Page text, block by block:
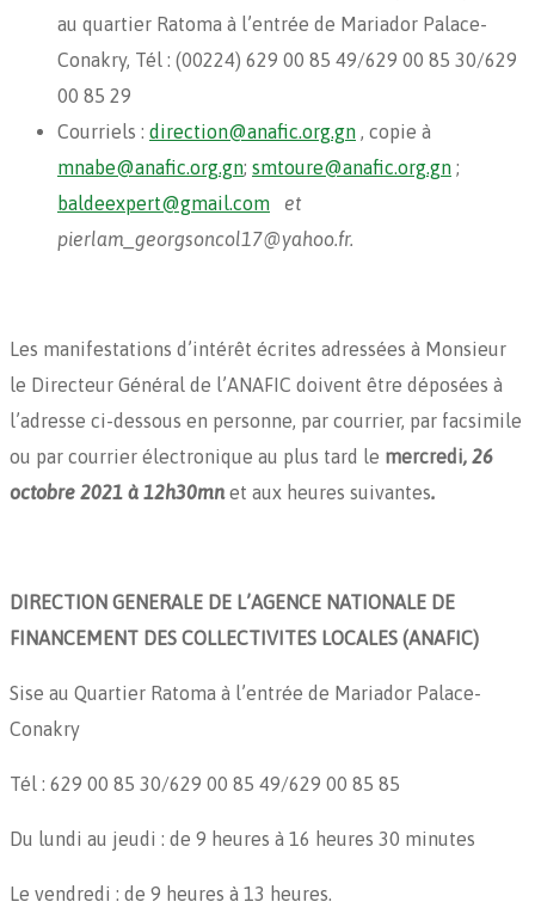
au quartier Ratoma à l’entrée de Mariador Palace-
Conakry, Tél : (00224) 629 00 85 49/629 00 85 30/629
00 85 29
Courriels : direction@anafic.org.gn , copie à
mnabe@anafic.org.gn; smtoure@anafic.org.gn ;
baldeexpert@gmail.com
et
pierlam_georgsoncol17@yahoo.fr.
Les manifestations d’intérêt écrites adressées à Monsieur
le Directeur Général de l’ANAFIC doivent être déposées à
l’adresse ci-dessous en personne, par courrier, par facsimile
ou par courrier électronique au plus tard le mercredi, 26
octobre 2021 à 12h30mnet aux heures suivantes.
DIRECTION GENERALE DE L’AGENCE NATIONALE DE
FINANCEMENT DES COLLECTIVITES LOCALES (ANAFIC)
Sise au Quartier Ratoma à l’entrée de Mariador Palace-
Conakry
Tél : 629 00 85 30/629 00 85 49/629 00 85 85
Du lundi au jeudi : de 9 heures à 16 heures 30 minutes
Le vendredi : de 9 heures à 13 heures.